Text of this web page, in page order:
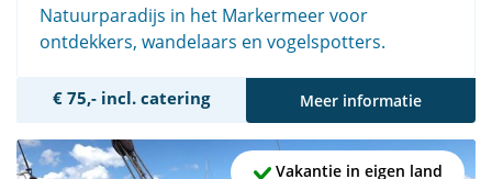
Natuurparadijs in het Markermeer voor
ontdekkers, wandelaars en vogelspotters.
€ 75,- incl. catering Meer informatie
Vakantie in eigen land